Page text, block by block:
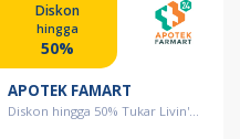
Diskon
hingga
50%
APOTEK FAMART
Diskon hingga 50% Tukar Livin'...